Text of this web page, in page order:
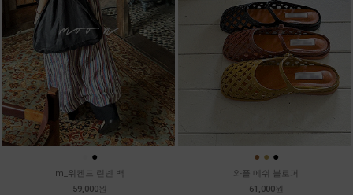
●
m_위켄드 린넨 백
59,000원
● ● ●
와플 메쉬 블로퍼
61,000원